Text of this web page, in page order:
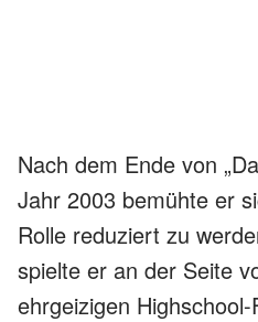
Nach dem Ende von
Jahr 2003 bemühte er
Rolle reduziert zu
spielte er an der Seite
ehrgeizigen